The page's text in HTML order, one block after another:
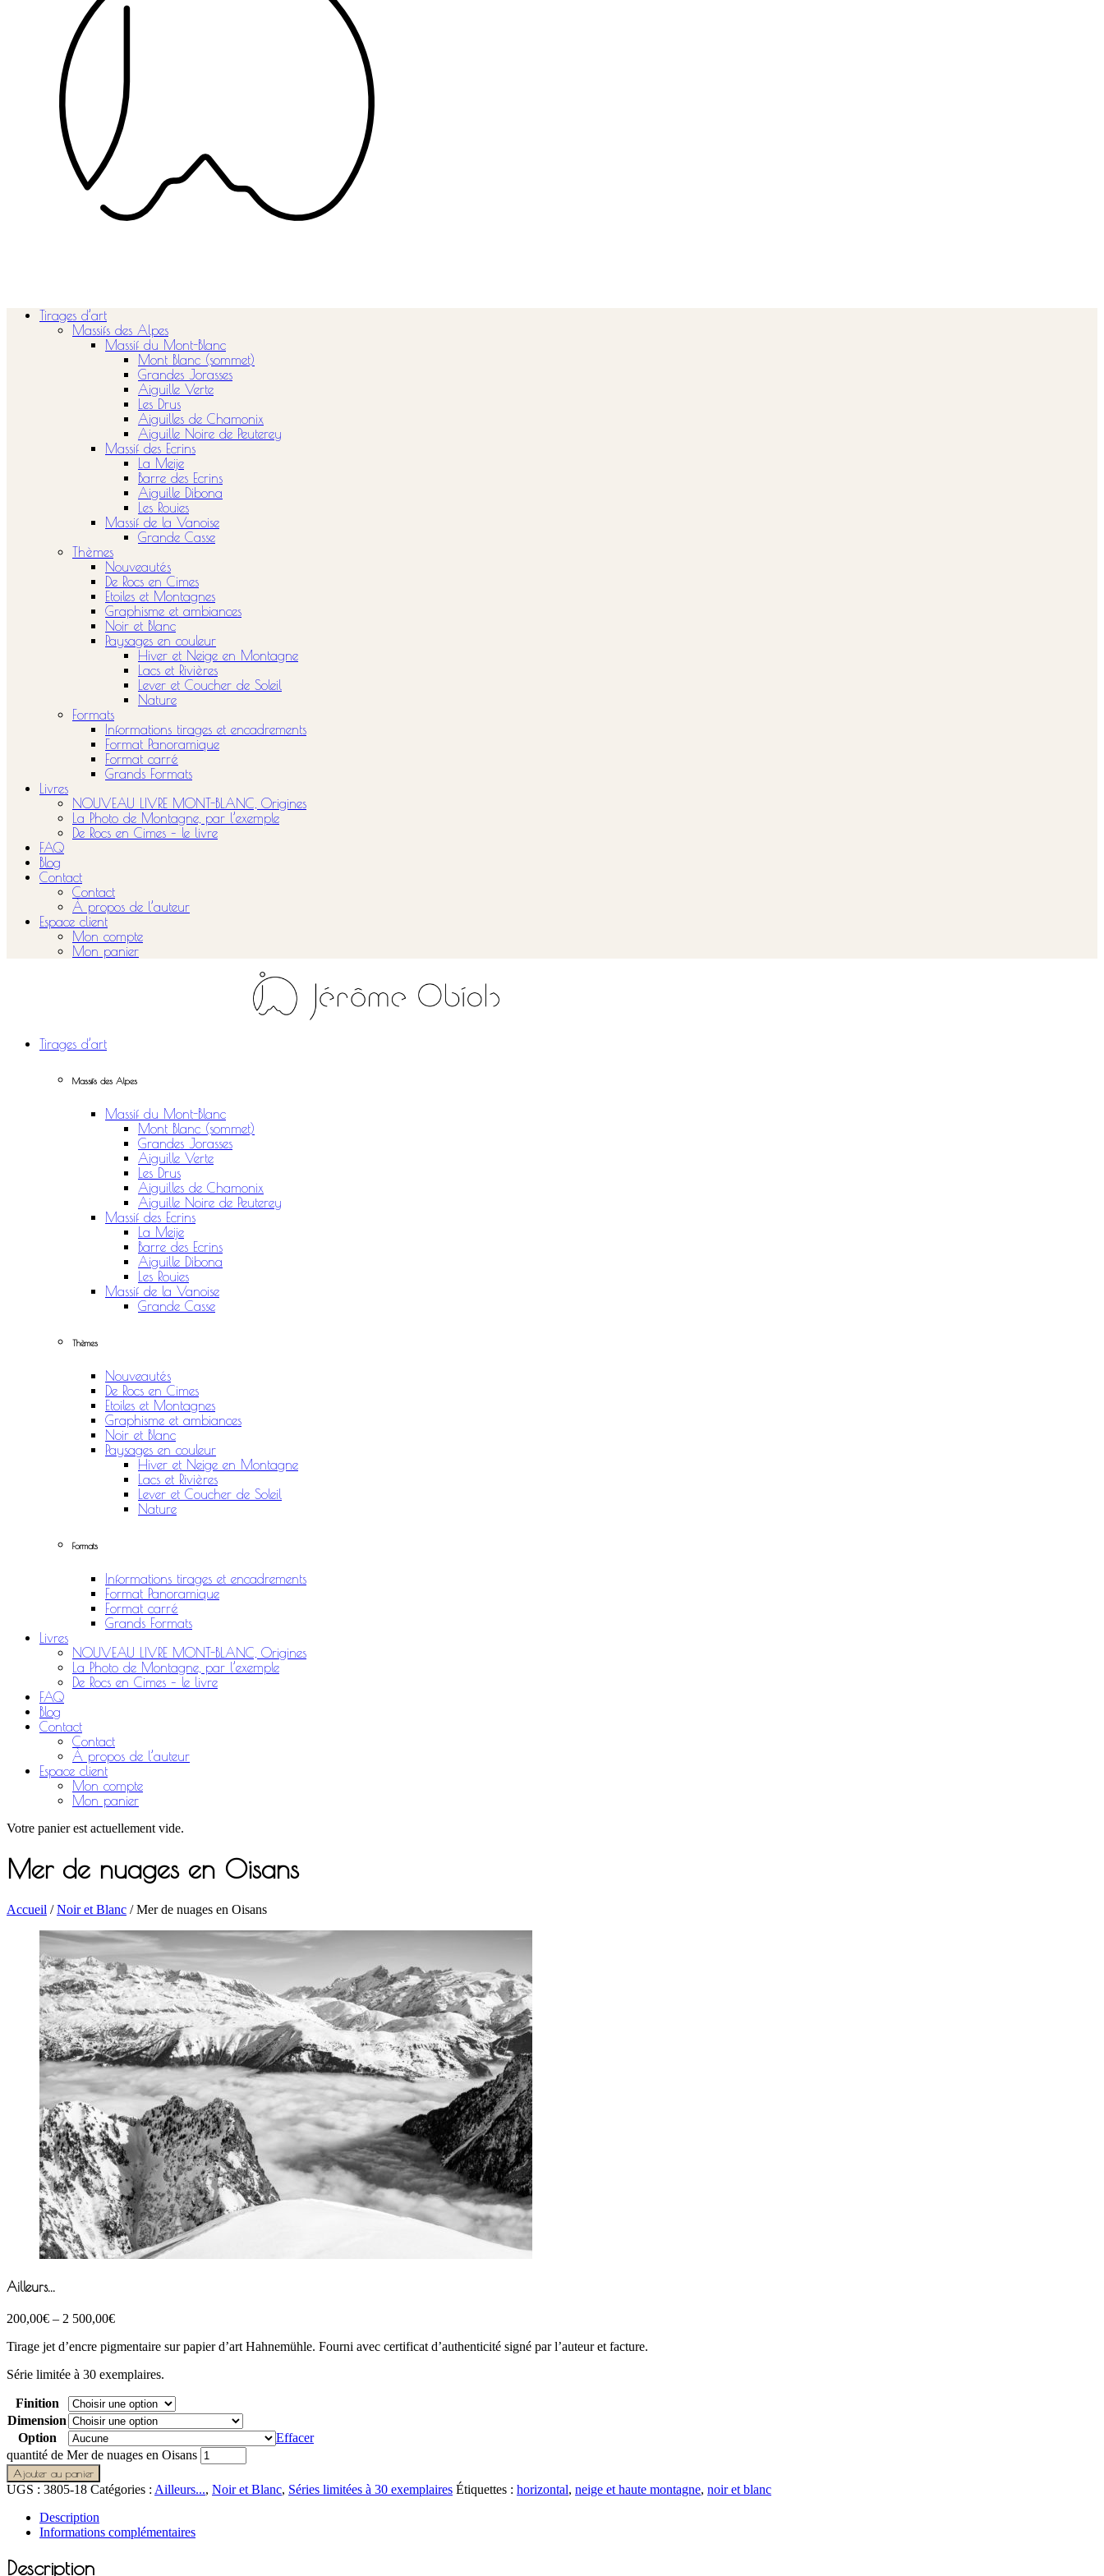
Tirages d’art
Massifs des Alpes
Massif du Mont-Blanc
Mont Blanc (sommet)
Grandes Jorasses
Aiguille Verte
Les Drus
Aiguilles de Chamonix
Aiguille Noire de Peuterey
Massif des Ecrins
La Meije
Barre des Ecrins
Aiguille Dibona
Les Rouies
Massif de la Vanoise
Grande Casse
Thèmes
Nouveautés
De Rocs en Cimes
Etoiles et Montagnes
Graphisme et ambiances
Noir et Blanc
Paysages en couleur
Hiver et Neige en Montagne
Lacs et Rivières
Lever et Coucher de Soleil
Nature
Formats
Informations tirages et encadrements
Format Panoramique
Format carré
Grands Formats
Livres
NOUVEAU LIVRE MONT-BLANC, Origines
La Photo de Montagne, par l’exemple
De Rocs en Cimes – le livre
FAQ
Blog
Contact
Contact
À propos de l’auteur
Espace client
Mon compte
Mon panier
Tirages d’art
Massifs des Alpes
Massif du Mont-Blanc
Mont Blanc (sommet)
Grandes Jorasses
Aiguille Verte
Les Drus
Aiguilles de Chamonix
Aiguille Noire de Peuterey
Massif des Ecrins
La Meije
Barre des Ecrins
Aiguille Dibona
Les Rouies
Massif de la Vanoise
Grande Casse
Thèmes
Nouveautés
De Rocs en Cimes
Etoiles et Montagnes
Graphisme et ambiances
Noir et Blanc
Paysages en couleur
Hiver et Neige en Montagne
Lacs et Rivières
Lever et Coucher de Soleil
Nature
Formats
Informations tirages et encadrements
Format Panoramique
Format carré
Grands Formats
Livres
NOUVEAU LIVRE MONT-BLANC, Origines
La Photo de Montagne, par l’exemple
De Rocs en Cimes – le livre
FAQ
Blog
Contact
Contact
À propos de l’auteur
Espace client
Mon compte
Mon panier
Votre panier est actuellement vide.
Mer de nuages en Oisans
Accueil /Noir et Blanc / Mer de nuages en Oisans
Ailleurs...
200,00€ – 2 500,00€
Tirage jet d’encre pigmentaire sur papier d’art Hahnemühle. Fourni avec certificat d’authenticité signé par l’auteur et facture.
Série limitée à 30 exemplaires.
Finition
Dimension
Option
Effacer
quantité de Mer de nuages en Oisans
Ajouter au panier
UGS : 3805-18 Catégories : Ailleurs..., Noir et Blanc, Séries limitées à 30 exemplaires Étiquettes : horizontal, neige et haute montagne, noir et blanc
Description
Informations complémentaires
Description